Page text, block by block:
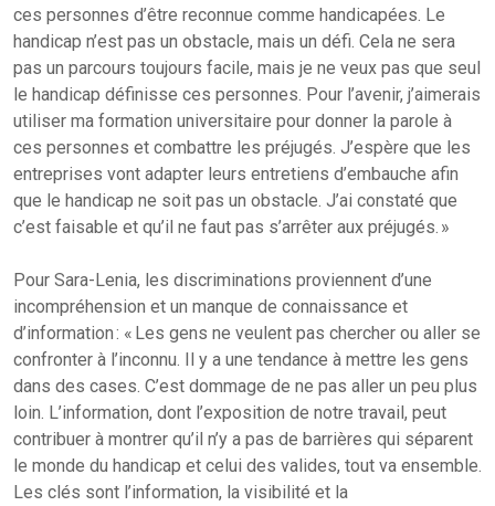
ces personnes d’être reconnue comme handicapées. Le
handicap n’est pas un obstacle, mais un défi. Cela ne sera
pas un parcours toujours facile, mais je ne veux pas que seul
le handicap définisse ces personnes. Pour l’avenir, j’aimerais
utiliser ma formation universitaire pour donner la parole à
ces personnes et combattre les préjugés. J’espère que les
entreprises vont adapter leurs entretiens d’embauche afin
que le handicap ne soit pas un obstacle. J’ai constaté que
c’est faisable et qu’il ne faut pas s’arrêter aux préjugés. »
Pour Sara-Lenia, les discriminations proviennent d’une
incompréhension et un manque de connaissance et
d’information : « Les gens ne veulent pas chercher ou aller se
confronter à l’inconnu. Il y a une tendance à mettre les gens
dans des cases. C’est dommage de ne pas aller un peu plus
loin. L’information, dont l’exposition de notre travail, peut
contribuer à montrer qu’il n’y a pas de barrières qui séparent
le monde du handicap et celui des valides, tout va ensemble.
Les clés sont l’information, la visibilité et la